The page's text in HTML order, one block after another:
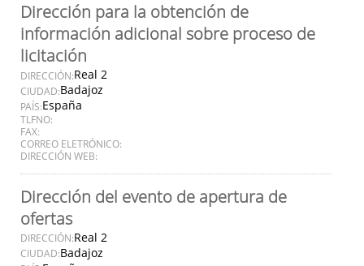
Dirección para la obtención de
información adicional sobre proceso de
licitación
DIRECCIÓN:Real 2
CIUDAD:Badajoz
PAÍS:España
TLFNO:
FAX:
CORREO ELETRÓNICO:
DIRECCIÓN WEB:
Dirección del evento de apertura de
ofertas
DIRECCIÓN:Real 2
CIUDAD:Badajoz